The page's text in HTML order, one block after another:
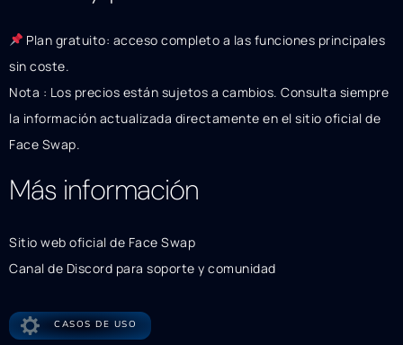
Plan gratuito: acceso completo a las funciones principales
sin coste.
Nota : Los precios están sujetos a cambios. Consulta siempre
la información actualizada directamente en el sitio oficial de
Face Swap.
Más información
Sitio web oficial de Face Swap
Canal de Discord para soporte y comunidad
CASOS DE USO